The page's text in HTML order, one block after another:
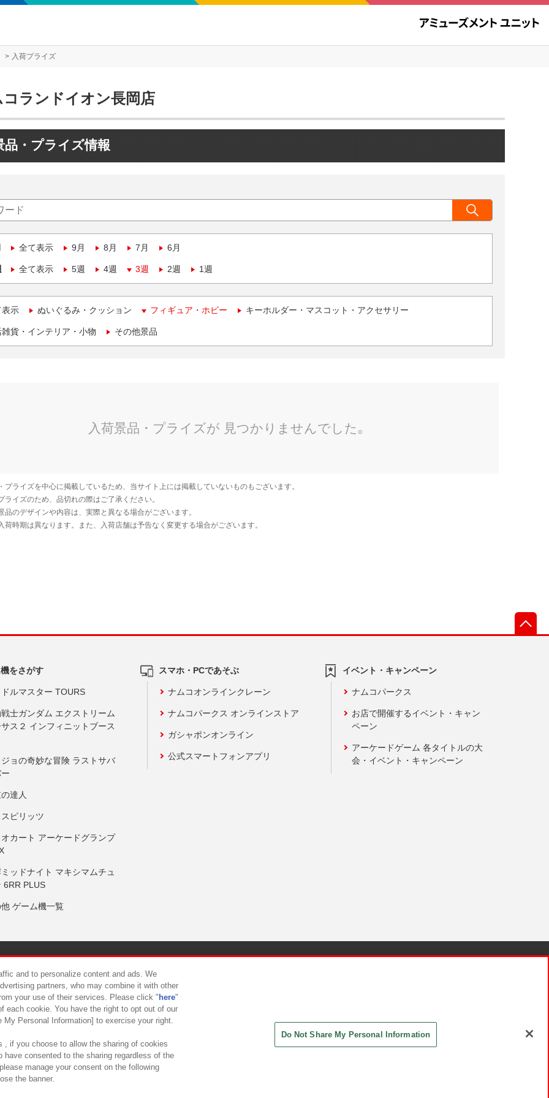
入荷プライズ
ランドイオン長岡店
品・プライズ情報
全て表示 9月 8月 7月 6月
全て表示 5週 4週 3週 2週 1週
表示 ぬいぐるみ・クッション フィギュア・ホビー キーホルダー・マスコット・アクセサリー
貨・インテリア・小物 その他景品
をさがす
ルマスター TOURS
士ガンダム エクストリーム
ス２ インフィニットブース
ョの奇妙な冒険 ラストサバ
達人
ピリッツ
カート アーケードグランプ
ッドナイト マキシマムチュ
6RR PLUS
ゲーム機一覧
スマホ・PCであそぶ
ナムコオンラインクレーン
ナムコパークス オンラインストア
ガシャポンオンライン
公式スマートフォンアプリ
イベント・キャンペーン
ナムコパークス
お店で開催するイベント・キャン
ペーン
アーケードゲーム 各タイトルの大
会・イベント・キャンペーン
について カスタマーハラスメント対応方針
and to personalize content and ads. We
partners, who may combine it with other
your use of their services. Please click " here"
each cookie. You have the right to opt out of our
Personal Information] to exercise your right.
, if you choose to allow the sharing of cookies
have consented to the sharing regardless of the
manage your consent on the following
the banner.
Do Not Share My Personal Information